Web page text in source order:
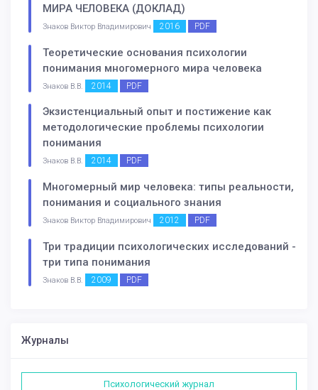
МИРА ЧЕЛОВЕКА (ДОКЛАД)
Знаков Виктор Владимирович 2016 PDF
Теоретические основания психологии
понимания многомерного мира человека
Знаков В.В. 2014 PDF
Экзистенциальный опыт и постижение как
методологические проблемы психологии
понимания
Знаков В.В. 2014 PDF
Многомерный мир человека: типы реальности,
понимания и социального знания
Знаков Виктор Владимирович 2012 PDF
Три традиции психологических исследований -
три типа понимания
Знаков В.В. 2009 PDF
Журналы
Психологический журнал